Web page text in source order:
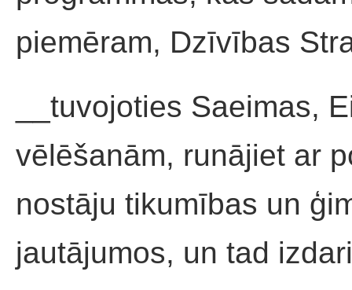
piemēram, Dzīvības
__tuvojoties Saeimas,
vēlēšanām, runājiet ar
nostāju tikumības un
jautājumos, un tad